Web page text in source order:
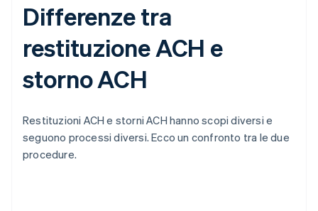
Differenze tra
restituzione ACH e
storno ACH
Restituzioni ACH e storni ACH hanno scopi diversi e
seguono processi diversi. Ecco un confronto tra le due
procedure.